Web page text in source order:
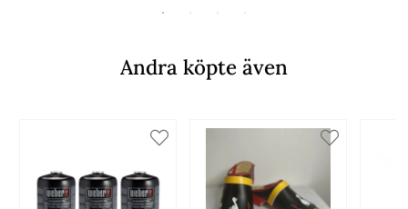
Andra köpte även